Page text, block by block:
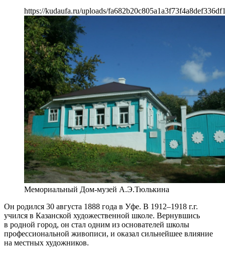
https://kudaufa.ru/uploads/
Мемориальный Дом-музей А.Э.Тюлькина
Он родился 30 августа 1888 года в Уфе. В 1912–1918 г.г.
учился в Казанской художественной школе. Вернувшись
в родной город, он стал одним из основателей школы
профессиональной живописи, и оказал сильнейшее влияние
на местных художников.